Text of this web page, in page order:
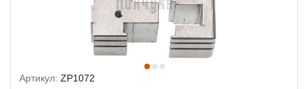
Артикул: ZP1072